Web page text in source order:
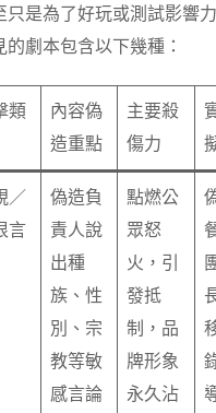
只是為了好玩或測試影響
的劇本包含以下幾種：
類
內容偽
造重點
主要殺
傷力
／
言
偽造負
責人說
出種
族、性
別、宗
教等敏
感言論
點燃公
眾怒
火，引
發抵
制，品
牌形象
永久沾